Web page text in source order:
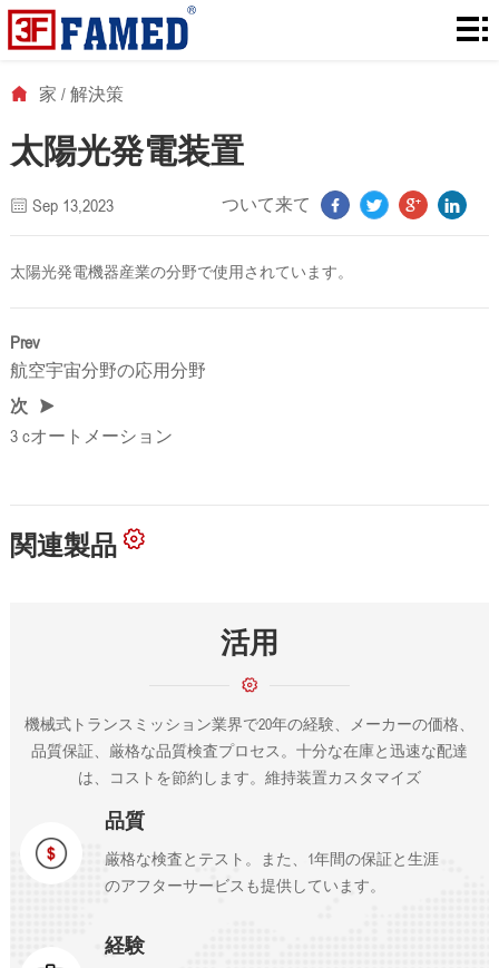
家
ロ
ド
策
つ
い
て
ニ
ュ
ー
ス
連
絡
家 / 解決策
太陽光発電装置
Sep 13,2023 ついて来て
太陽光発電機器産業の分野で使用されています。
Prev
航空宇宙分野の応用分野
次
3 cオートメーション
関連製品
活用
機械式トランスミッション業界で20年の経験、メーカーの価格、
品質保証、厳格な品質検査プロセス。十分な在庫と迅速な配達
は、コストを節約します。維持装置カスタマイズ
品質
厳格な検査とテスト。また、1年間の保証と生涯
のアフターサービスも提供しています。
経験